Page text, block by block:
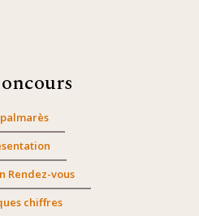
Rendez-vous
chiffres